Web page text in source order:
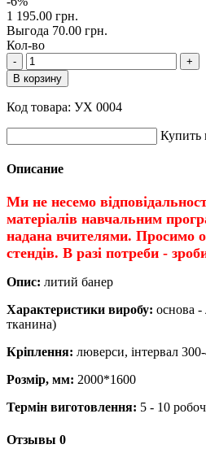
1 195.00 грн.
Выгода 70.00 грн.
Кол-во
-
+
В корзину
Код товара: УХ 0004
Купить
Описание
Ми не несемо
матеріалів навчальним
надана вчителями. Просимо
стендів. В разі потреби -
Опис: литий банер
Характеристики виробу: основа -
тканина)
Кріплення: люверси, інтервал
Розмір, мм: 2000*1600
Термін виготовлення: 5 - 10
Отзывы 0